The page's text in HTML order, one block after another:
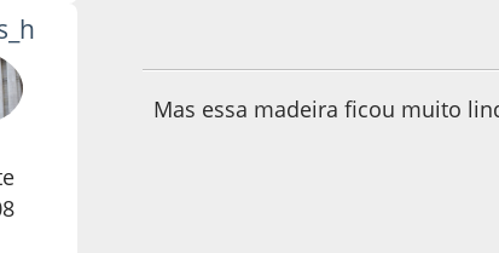
Mas essa madeira ficou muito